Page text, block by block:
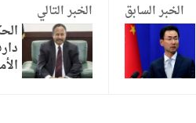
الخبر السابق الخبر التالي